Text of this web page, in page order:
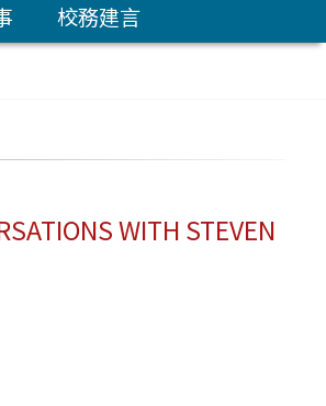
校務建言
WITH STEVEN